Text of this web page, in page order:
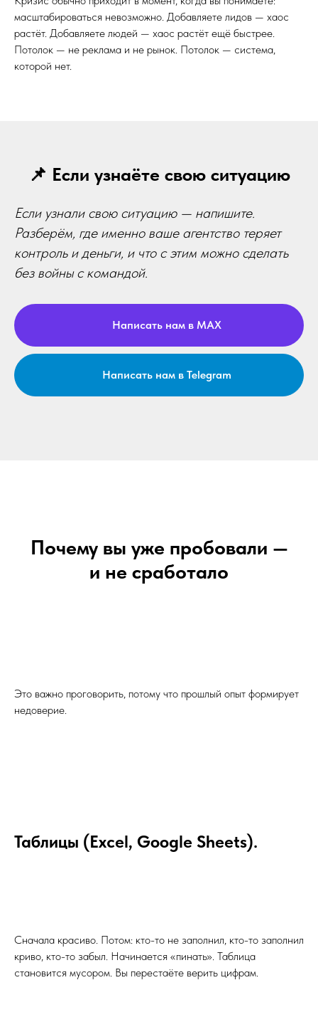
масштабироваться невозможно. Добавляете лидов — хаос
растёт. Добавляете людей — хаос растёт ещё быстрее.
Потолок — не реклама и не рынок. Потолок — система,
которой нет.
📌 Если узнаёте свою ситуацию
Если узнали свою ситуацию — напишите.
Разберём, где именно ваше агентство теряет
контроль и деньги, и что с этим можно сделать
без войны с командой.
Написать нам в MAX
Написать нам в Telegram
Почему вы уже пробовали —
и не сработало
Это важно проговорить, потому что прошлый опыт формирует
недоверие.
Таблицы (Excel, Google Sheets).
Сначала красиво. Потом: кто-то не заполнил, кто-то заполнил
криво, кто-то забыл. Начинается «пинать». Таблица
становится мусором. Вы перестаёте верить цифрам.